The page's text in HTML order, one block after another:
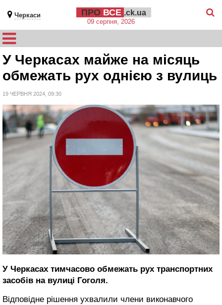
Черкаси ПРО ВСЕ .ck.ua
09 серпня, 2026
У Черкасах майже на місяць
обмежать рух однією з вулиць
19 ЧЕРВНЯ 2024, 09:30
У Черкасах тимчасово обмежать рух транспортних
засобів на вулиці Гоголя.
Відповідне рішення ухвалили члени виконавчого